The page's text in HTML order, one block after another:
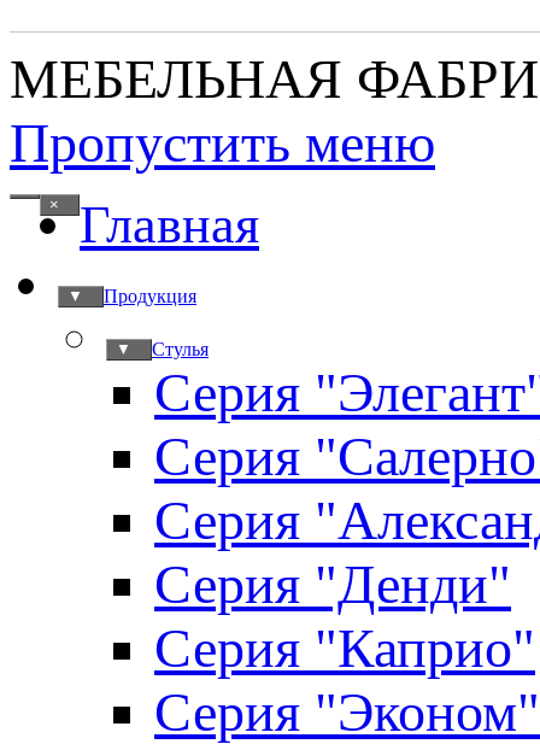
МЕБЕЛЬНАЯ
Пропустить меню
× Главная
Продукция
▼
Стулья
▼
Серия
Серия
Серия
Серия "Денди"
Серия "Каприо"
Серия "Эконом"